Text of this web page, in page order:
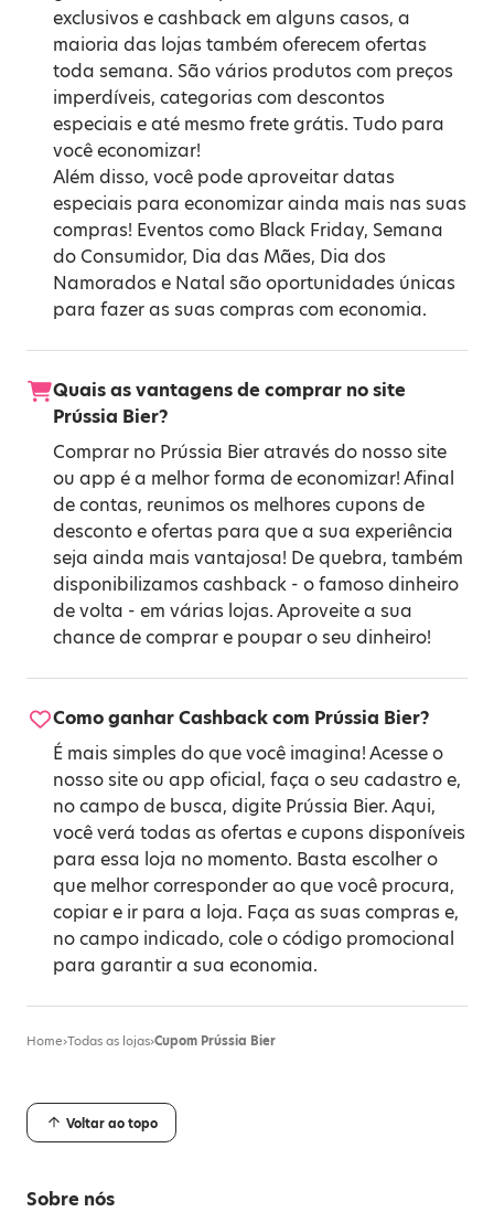
exclusivos e cashback em alguns casos, a
maioria das lojas também oferecem ofertas
toda semana. São vários produtos com preços
imperdíveis, categorias com descontos
especiais e até mesmo frete grátis. Tudo para
você economizar!
Além disso, você pode aproveitar datas
especiais para economizar ainda mais nas suas
compras! Eventos como Black Friday, Semana
do Consumidor, Dia das Mães, Dia dos
Namorados e Natal são oportunidades únicas
para fazer as suas compras com economia.
Quais as vantagens de comprar no site
Prússia Bier?
Comprar no Prússia Bier através do nosso site
ou app é a melhor forma de economizar! Afinal
de contas, reunimos os melhores cupons de
desconto e ofertas para que a sua experiência
seja ainda mais vantajosa! De quebra, também
disponibilizamos cashback - o famoso dinheiro
de volta - em várias lojas. Aproveite a sua
chance de comprar e poupar o seu dinheiro!
Como ganhar Cashback com Prússia Bier?
É mais simples do que você imagina! Acesse o
nosso site ou app oficial, faça o seu cadastro e,
no campo de busca, digite Prússia Bier. Aqui,
você verá todas as ofertas e cupons disponíveis
para essa loja no momento. Basta escolher o
que melhor corresponder ao que você procura,
copiar e ir para a loja. Faça as suas compras e,
no campo indicado, cole o código promocional
para garantir a sua economia.
Home›Todas as lojas›Cupom Prússia Bier
Voltar ao topo
Sobre nós